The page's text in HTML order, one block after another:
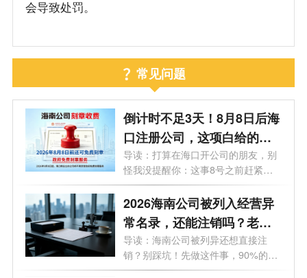
会导致处罚。
常见问题
倒计时不足3天！8月8日后海
口注册公司，这项白给的福
利永远没了
导读：打算在海口开公司的朋友，别
怪我没提醒你：这事8号之前赶紧
办！倒...
2026海南公司被列入经营异
常名录，还能注销吗？老板
必看的自救指南！
导读：海南公司被列异还想直接注
销？别踩坑！先做这件事，90%的老
板都不知...